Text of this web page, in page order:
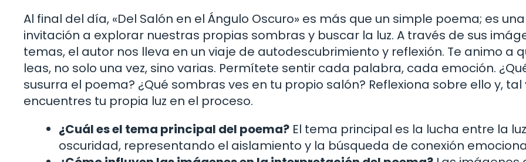
Al final del día, «Del Salón en el Ángulo Oscuro» es más que un simple poema; es una
invitación a explorar nuestras propias sombras y buscar la luz. A través de sus
temas, el autor nos lleva en un viaje de autodescubrimiento y reflexión. Te animo a
leas, no solo una vez, sino varias. Permítete sentir cada palabra, cada emoción.
susurra el poema? ¿Qué sombras ves en tu propio salón? Reflexiona sobre ello y, tal
encuentres tu propia luz en el proceso.
¿Cuál es el tema principal del poema? El tema principal es la lucha entre la
oscuridad, representando el aislamiento y la búsqueda de conexión